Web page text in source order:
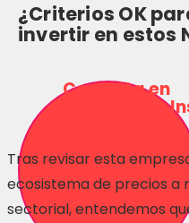
¿Criterios OK
invertir en estos
Consulta en
Inversionas
Tras revisar esta
ecosistema de precios a
sectorial, entendemos